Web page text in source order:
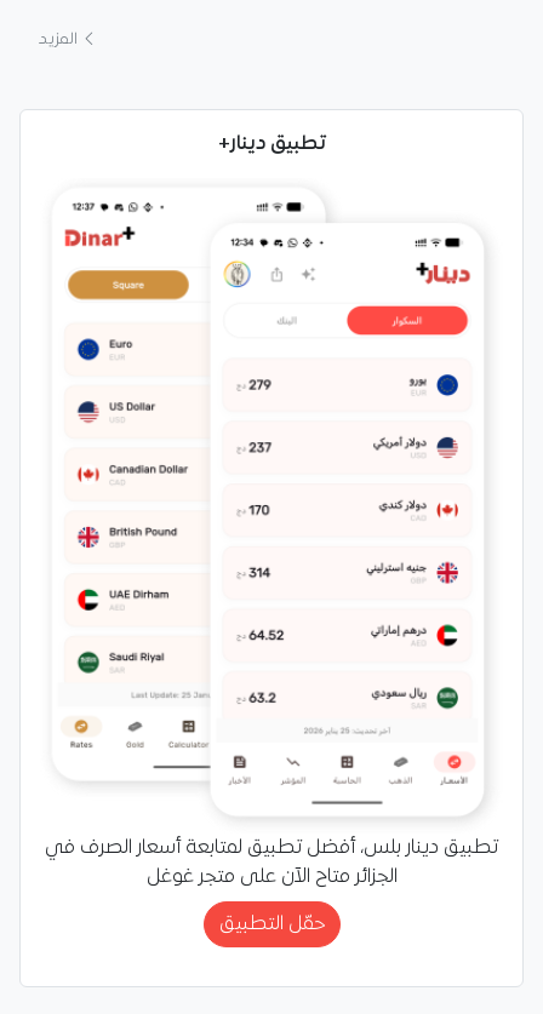
المزيد
تطبيق دينار+
تطبيق دينار بلس، أفضل تطبيق لمتابعة أسعار الصرف في
الجزائر متاح الآن على متجر غوغل
حمّل التطبيق